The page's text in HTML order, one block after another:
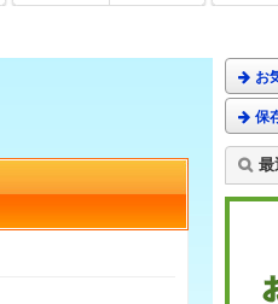
お
保
最